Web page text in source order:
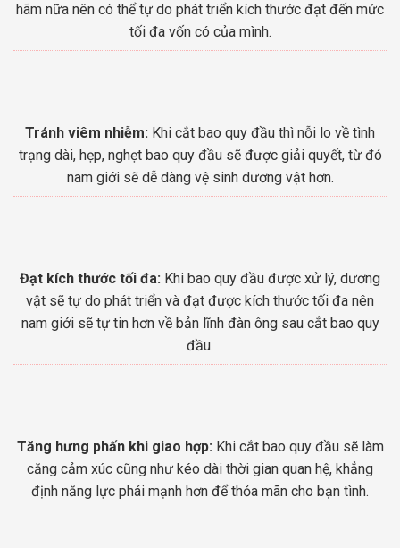
hãm nữa nên có thể tự do phát triển kích thước đạt đến mức
tối đa vốn có của mình.
Tránh viêm nhiễm: Khi cắt bao quy đầu thì nỗi lo về tình
trạng dài, hẹp, nghẹt bao quy đầu sẽ được giải quyết, từ đó
nam giới sẽ dễ dàng vệ sinh dương vật hơn.
Đạt kích thước tối đa: Khi bao quy đầu được xử lý, dương
vật sẽ tự do phát triển và đạt được kích thước tối đa nên
nam giới sẽ tự tin hơn về bản lĩnh đàn ông sau cắt bao quy
đầu.
Tăng hưng phấn khi giao hợp: Khi cắt bao quy đầu sẽ làm
căng cảm xúc cũng như kéo dài thời gian quan hệ, khẳng
định năng lực phái mạnh hơn để thỏa mãn cho bạn tình.